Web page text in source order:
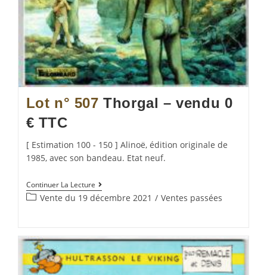
Lot n° 507 Thorgal – vendu 0
€ TTC
[ Estimation 100 - 150 ] Alinoë, édition originale de
1985, avec son bandeau. Etat neuf.
Continuer La Lecture
Vente du 19 décembre 2021 / Ventes passées